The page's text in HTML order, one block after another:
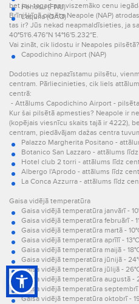
Fenosu (FNU)
L'aquila (QAQ)
bet jau tagad par viszemāko cenu
Brīnišķīgā pilsēta Neapole (NAP)
tas ir? Jūs nekad neapmaldīsieties, ja
40°51′6.476″N 14°16′5.232″E.
Vai zināt, cik lidostu ir Neapoles
Capodichino Airport (NAP)
Dodoties uz nepazīstamu pilsētu,
centram. Pārliecinieties, cik liels
centrā:
- Attālums Capodichino Airport -
Kur šai pilsētā apmesties? Neapole ir
(kopējais viesnīcu skaits tajā ir 4222),
centram, piedāvājam dažas centra
Palazzo Margherita Positano -
Botanico San Lazzaro - attālums
Hotel club 2 torri - attālums līdz
Albergo l'Aprodo - attālums līdz
La Conca Azzurra - attālums līdz
Gaisa vidējā temperatūra
Gaisa vidējā temperatūra janvārī -
Gaisa vidējā temperatūra februārī -
Gaisa vidējā temperatūra martā -
Gaisa vidējā temperatūra aprīlī - 13°C
Gaisa vidējā temperatūra maijā -
Gaisa vidējā temperatūra jūnijā -
Gaisa vidējā temperatūra jūlijā -
Gaisa vidējā temperatūra augustā -
Gaisa vidējā temperatūra septembrī
Gaisa vidējā temperatūra oktobrī -